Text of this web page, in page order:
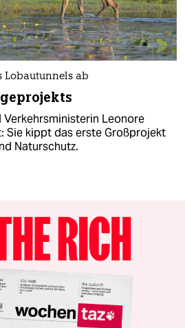
Lobautunnels ab
Verkehrsministerin Leonore
Sie kippt das erste Großprojekt
Naturschutz.